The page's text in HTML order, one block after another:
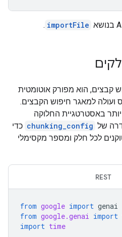
importFile
.
קבצים, הוא מפורק אוטומטית
ועולה למאגר חיפוש הקבצים.
באסטרטגיית החלוקה
של chunking_config כדי
לכל חלק ומספר מקסימלי
REST
from google import genai
from google.genai import
import time